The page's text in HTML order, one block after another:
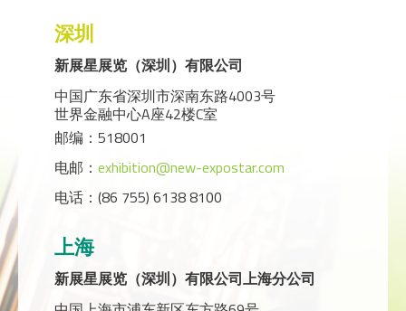
深圳
新展星展览（深圳）有限公司
中国广东省深圳市深南东路4003号
世界金融中心A座42楼C室
邮编：518001
电邮： exhibition@new-expostar.com
电话：(86 755) 6138 8100
上海
新展星展览（深圳）有限公司上海分公司